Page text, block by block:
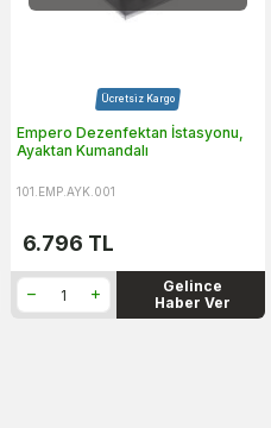
Ücretsiz Kargo
Empero Dezenfektan İstasyonu,
Ayaktan Kumandalı
101.EMP.AYK.001
6.796 TL
Gelince
Haber Ver